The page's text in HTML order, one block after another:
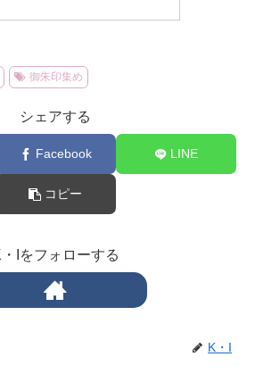
御朱印集め
シェアする
Facebook LINE
コピー
・Iをフォローする
K・I